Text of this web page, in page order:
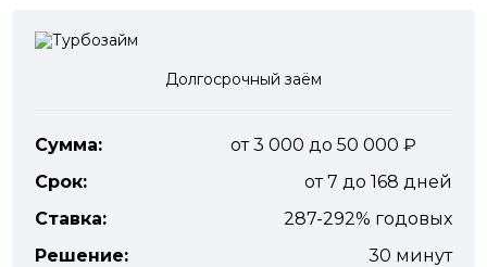
Долгосрочный заём
Сумма:
от 3 000 до 50 000
Срок:
от 7 до 168 дней
Ставка:
287-292% годовых
Решение:
30 минут